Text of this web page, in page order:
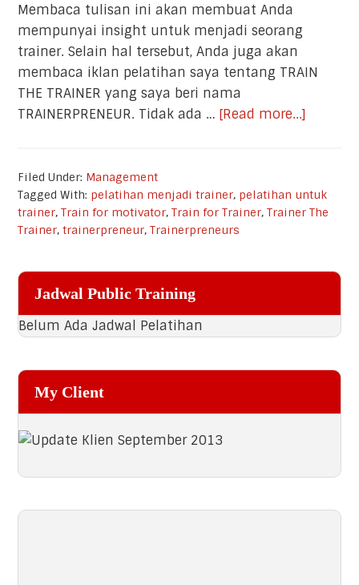
Membaca tulisan ini akan membuat Anda
mempunyai insight untuk menjadi seorang
trainer. Selain hal tersebut, Anda juga akan
membaca iklan pelatihan saya tentang TRAIN
THE TRAINER yang saya beri nama
TRAINERPRENEUR. Tidak ada … [Read more...]
sebuah
catatan
trainer
Filed Under: Management
Tagged With: pelatihan menjadi trainer, pelatihan untuk
trainer,Train for motivator,Train for Trainer,Trainer The
Trainer,trainerpreneur,Trainerpreneurs
Primary
Sidebar
Jadwal Public Training
Belum Ada Jadwal Pelatihan
My Client